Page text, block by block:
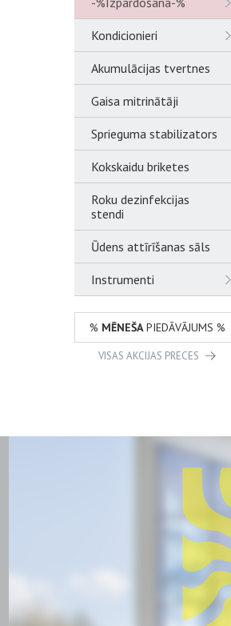
Kondicionieri
Akumulācijas tvertnes
Gaisa mitrinātāji
Sprieguma stabilizators
Kokskaidu briketes
Roku dezinfekcijas
stendi
Ūdens attīrīšanas sāls
Instrumenti
% MĒNEŠAPIEDĀVĀJUMS %
VISAS AKCIJAS PRECES